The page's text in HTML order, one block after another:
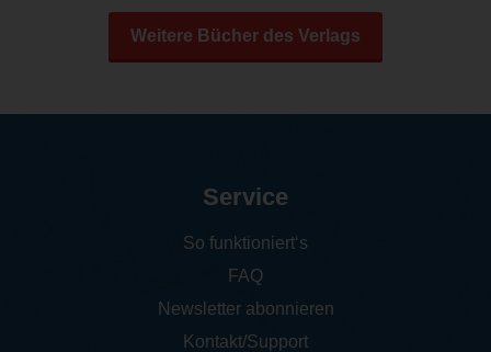
Weitere Bücher des Verlags
Service
So funktioniert‘s
FAQ
Newsletter abonnieren
Kontakt/Support